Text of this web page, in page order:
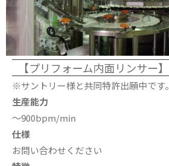
【プリフォーム内面リンサー】
※サントリー様と共同特許出願中です。
生産能力
〜900bpm/min
仕様
お問い合わせください